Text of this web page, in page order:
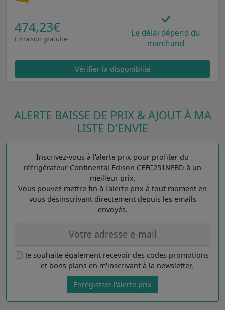
474,23€
Livraison gratuite
Le délai dépend du
marchand
Vérifier la disponiblité
ALERTE BAISSE DE PRIX & AJOUT À MA
LISTE D'ENVIE
Inscrivez-vous à l'alerte prix pour profiter du
réfrigérateur Continental Edison CEFC251NFBD à un
meilleur prix.
Vous pouvez mettre fin à l'alerte prix à tout moment en
vous désinscrivant directement depuis les emails
envoyés.
Je souhaite également recevoir des codes promotions
et bons plans en m'inscrivant à la newsletter.
Enregistrer l'alerte prix